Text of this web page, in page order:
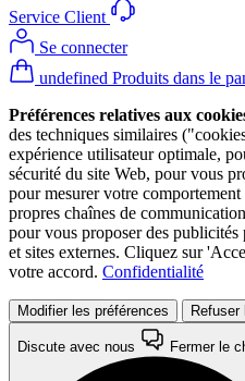
Service Client
Se connecter
undefined Produits dans le
Préférences relatives aux
des techniques similaires
expérience utilisateur optimale,
sécurité du site Web, pour vous
pour mesurer votre
propres chaînes de
pour vous proposer des publicités
et sites externes. Cliquez sur
votre accord. Confidentialité
Modifier les préférences
Discute avec nous Fermer le